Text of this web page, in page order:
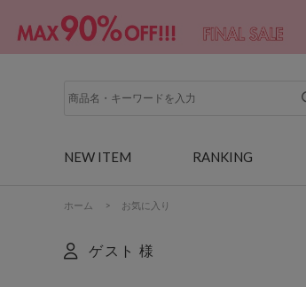
NEW ITEM RANKING
ホーム > お気に入り
ゲスト 様